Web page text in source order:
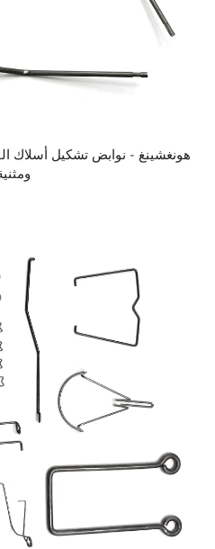
هونغشينغ - نوابض تشكيل أسلاك